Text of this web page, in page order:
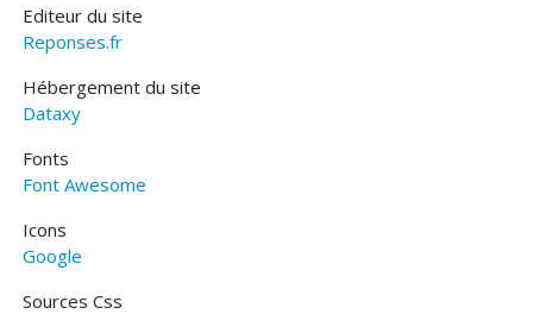
Editeur du site
Reponses.fr
Hébergement du site
Dataxy
Fonts
Font Awesome
Icons
Google
Sources Css